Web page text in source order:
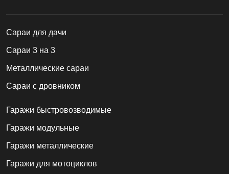
Cараи для дачи
Сараи 3 на 3
Металлические сараи
Сараи с дровником
Гаражи быстровозводимые
Гаражи модульные
Гаражи металлические
Гаражи для мотоциклов